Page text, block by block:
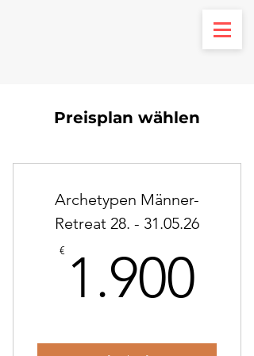
Preisplan wählen
Archetypen Männer-
Retreat 28. - 31.05.26
€ 1.900